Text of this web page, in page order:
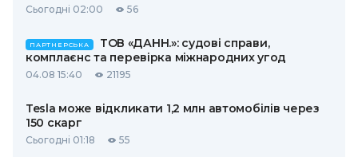
Сьогодні 02:00 56
ПАРТНЕРСЬКА
ТОВ «ДАНН.»: судові справи,
комплаєнс та перевірка міжнародних угод
04.08 15:40 21195
Tesla може відкликати 1,2 млн автомобілів через
150 скарг
Сьогодні 01:18 55